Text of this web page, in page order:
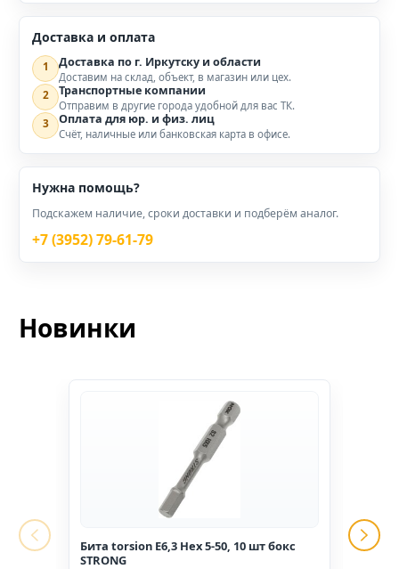
Доставка и оплата
1 Доставка по г. Иркутску и области
Доставим на склад, объект, в магазин или цех.
2 Транспортные компании
Отправим в другие города удобной для вас ТК.
3 Оплата для юр. и физ. лиц
Счёт, наличные или банковская карта в офисе.
Нужна помощь?
Подскажем наличие, сроки доставки и подберём аналог.
+7 (3952) 79-61-79
Новинки
Бита torsion E6,3 Hex 5-50, 10 шт бокс
STRONG